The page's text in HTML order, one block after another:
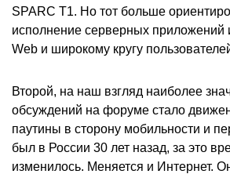
SPARC T1. Но тот больше
исполнение серверных приложений
Web и широкому кругу
Второй, на наш взгляд наиболее
обсуждений на форуме стало
паутины в сторону мобильности и
был в России 30 лет назад, за это
изменилось. Меняется и Интернет.